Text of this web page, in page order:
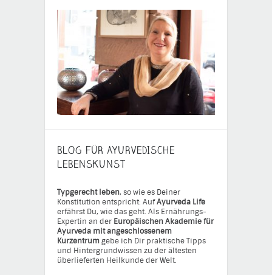
BLOG FÜR AYURVEDISCHE
LEBENSKUNST
Typgerecht leben, so wie es Deiner
Konstitution entspricht: AufAyurveda Life
erfährst Du, wie das geht. Als Ernährungs-
Expertin an der Europäischen Akademie für
Ayurveda mit angeschlossenem
Kurzentrumgebe ich Dir praktische Tipps
und Hintergrundwissen zu der ältesten
überlieferten Heilkunde der Welt.